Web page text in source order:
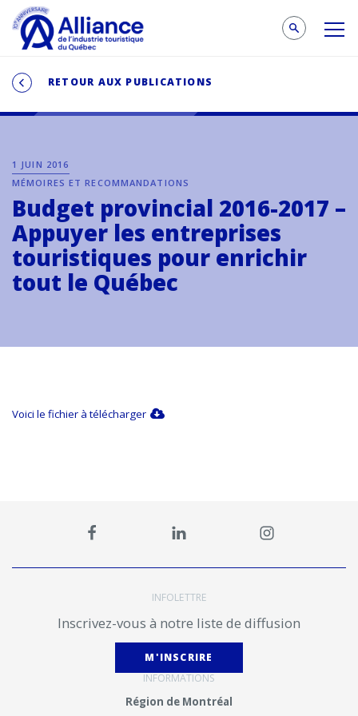
RETOUR AUX PUBLICATIONS
1 JUIN 2016
MÉMOIRES ET RECOMMANDATIONS
Budget provincial 2016-2017 –
Appuyer les entreprises
touristiques pour enrichir
tout le Québec
Voici le fichier à télécharger
INFOLETTRE
Inscrivez-vous à notre liste de diffusion
M'INSCRIRE
INFORMATIONS
Région de Montréal